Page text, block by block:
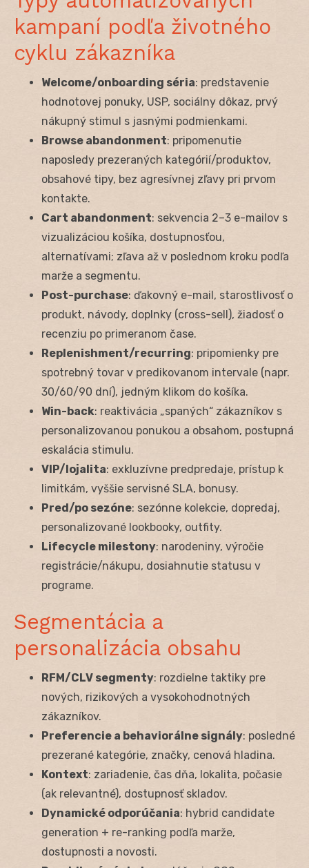
kampaní podľa životného
cyklu zákazníka
Welcome/onboarding séria: predstavenie
hodnotovej ponuky, USP, sociálny dôkaz, prvý
nákupný stimul s jasnými podmienkami.
Browse abandonment: pripomenutie
naposledy prezeraných kategórií/produktov,
obsahové tipy, bez agresívnej zľavy pri prvom
kontakte.
Cart abandonment: sekvencia 2–3 e-mailov s
vizualizáciou košíka, dostupnosťou,
alternatívami; zľava až v poslednom kroku podľa
marže a segmentu.
Post-purchase: ďakovný e-mail, starostlivosť o
produkt, návody, doplnky (cross-sell), žiadosť o
recenziu po primeranom čase.
Replenishment/recurring: pripomienky pre
spotrebný tovar v predikovanom intervale (napr.
30/60/90 dní), jedným klikom do košíka.
Win-back: reaktivácia „spaných“ zákazníkov s
personalizovanou ponukou a obsahom, postupná
eskalácia stimulu.
VIP/lojalita: exkluzívne predpredaje, prístup k
limitkám, vyššie servisné SLA, bonusy.
Pred/po sezóne: sezónne kolekcie, dopredaj,
personalizované lookbooky, outfity.
Lifecycle milestony: narodeniny, výročie
registrácie/nákupu, dosiahnutie statusu v
programe.
Segmentácia a
personalizácia obsahu
RFM/CLV segmenty: rozdielne taktiky pre
nových, rizikových a vysokohodnotných
zákazníkov.
Preferencie a behaviorálne signály: posledné
prezerané kategórie, značky, cenová hladina.
Kontext: zariadenie, čas dňa, lokalita, počasie
(ak relevantné), dostupnosť skladov.
Dynamické odporúčania: hybrid candidate
generation + re-ranking podľa marže,
dostupnosti a novosti.